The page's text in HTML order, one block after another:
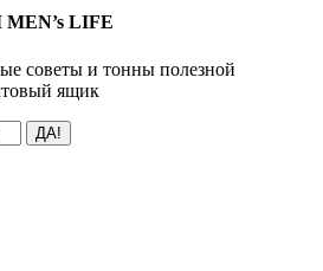
LIFE
советы и тонны полезной
ящик
ДА!